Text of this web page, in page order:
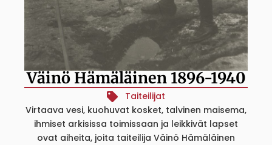
Väinö Hämäläinen 1896-1940
Taiteilijat
Virtaava vesi, kuohuvat kosket, talvinen maisema,
ihmiset arkisissa toimissaan ja leikkivät lapset
ovat aiheita, joita taiteilija Väinö Hämäläinen